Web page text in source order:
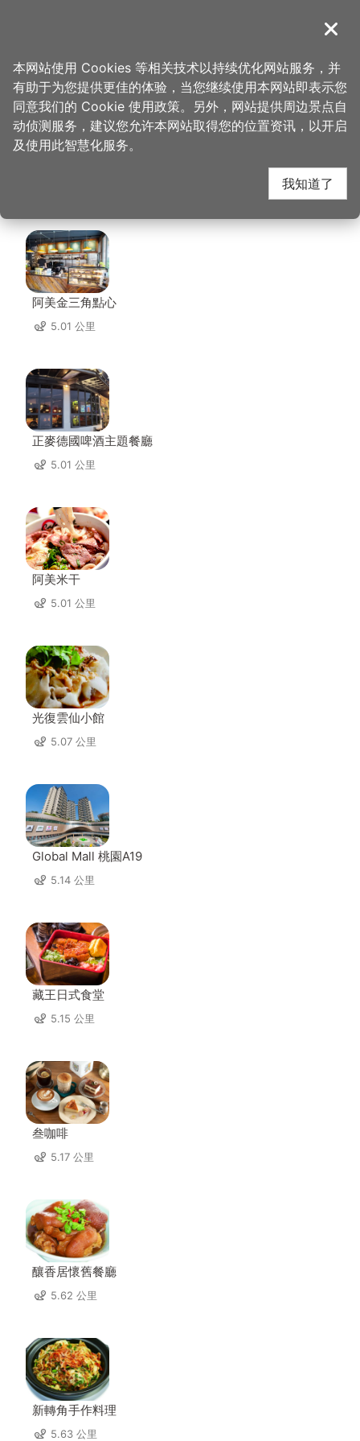
導覽
首页 > 想去的地方 > 住宿 > 新舍商旅-中坜馆
新舍商旅-中坜馆 周边
店家
阿美金三角點心
5.01 公里
正麥德國啤酒主題餐廳
5.01 公里
阿美米干
5.01 公里
光復雲仙小館
5.07 公里
Global Mall 桃園A19
5.14 公里
藏王日式食堂
5.15 公里
叁咖啡
5.17 公里
釀香居懷舊餐廳
5.62 公里
新轉角手作料理
5.63 公里
关闭
本网站使用 Cookies 等相关技术以持续优化网站服务，并
有助于为您提供更佳的体验，当您继续使用本网站即表示您
同意我们的 Cookie 使用政策。另外，网站提供周边景点自
动侦测服务，建议您允许本网站取得您的位置资讯，以开启
及使用此智慧化服务。
我知道了